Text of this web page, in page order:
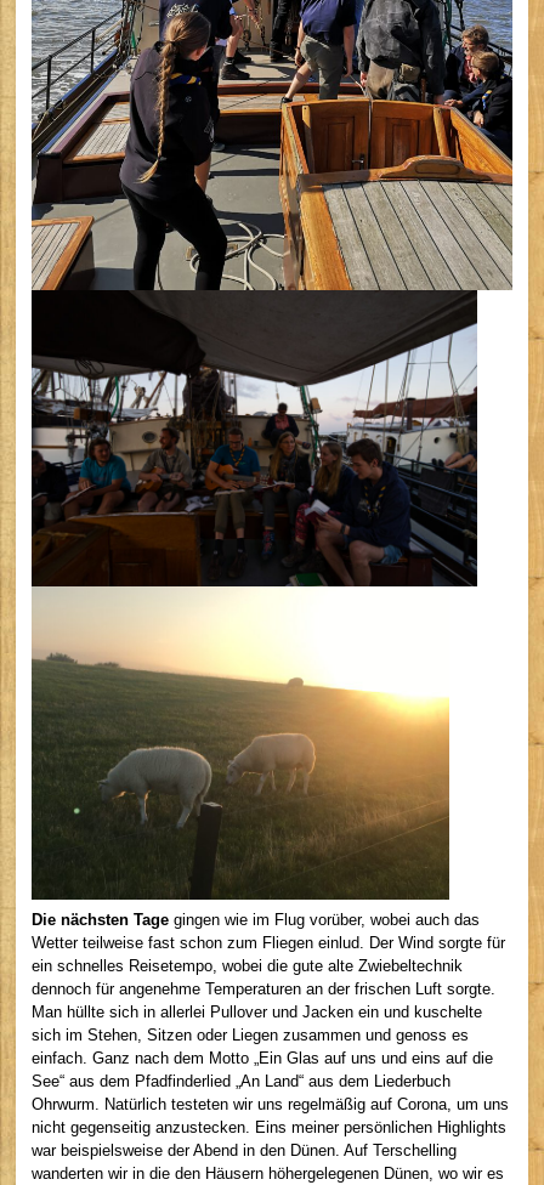
Die nächsten Tage gingen wie im Flug vorüber, wobei auch das
Wetter teilweise fast schon zum Fliegen einlud. Der Wind sorgte für
ein schnelles Reisetempo, wobei die gute alte Zwiebeltechnik
dennoch für angenehme Temperaturen an der frischen Luft sorgte.
Man hüllte sich in allerlei Pullover und Jacken ein und kuschelte
sich im Stehen, Sitzen oder Liegen zusammen und genoss es
einfach. Ganz nach dem Motto „Ein Glas auf uns und eins auf die
See“ aus dem Pfadfinderlied „An Land“ aus dem Liederbuch
Ohrwurm. Natürlich testeten wir uns regelmäßig auf Corona, um uns
nicht gegenseitig anzustecken. Eins meiner persönlichen Highlights
war beispielsweise der Abend in den Dünen. Auf Terschelling
wanderten wir in die den Häusern höhergelegenen Dünen, wo wir es